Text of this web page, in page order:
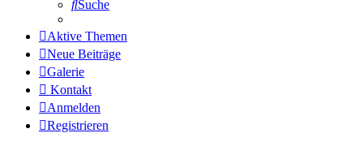
Suche
Aktive Themen
Neue Beiträge
Galerie
Kontakt
Anmelden
Registrieren